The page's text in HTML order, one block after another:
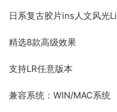
日系复古胶片ins人文风光
精选8款高级效果
支持LR任意版本
兼容系统：WIN/MAC系统